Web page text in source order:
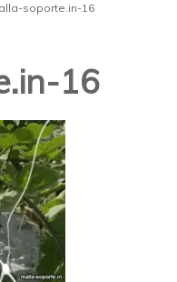
soporte.in-16
16